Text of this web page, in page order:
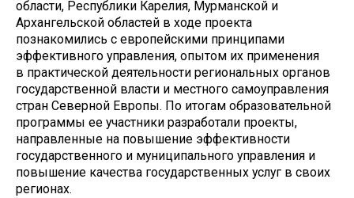
области, Республики Карелия, Мурманской и
Архангельской областей в ходе проекта
познакомились с европейскими принципами
эффективного управления, опытом их применения
в практической деятельности региональных органов
государственной власти и местного самоуправления
стран Северной Европы. По итогам образовательной
программы ее участники разработали проекты,
направленные на повышение эффективности
государственного и муниципального управления и
повышение качества государственных услуг в своих
регионах.